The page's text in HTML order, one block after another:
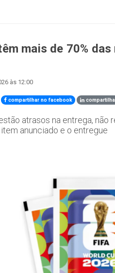
mais de 70%
às 12:00
compartilhar no facebook
atrasos na entrega, não
anunciado e o entregue